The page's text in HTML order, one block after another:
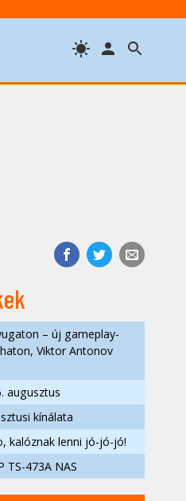
– új gameplay-
Viktor Antonov
augusztus
kínálata
kalóznak lenni jó-jó-jó!
TS-473A NAS